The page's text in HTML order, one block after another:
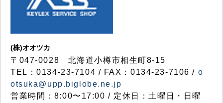
(株)オオツカ
〒047-0028 北海道小樽市相生町8-15
TEL：0134-23-7104 / FAX：0134-23-7106 / o
otsuka@upp.biglobe.ne.jp
営業時間：8:00〜17:00 / 定休日：土曜日・日曜